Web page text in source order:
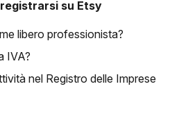
su Etsy
libero professionista?
IVA?
nel Registro delle Imprese